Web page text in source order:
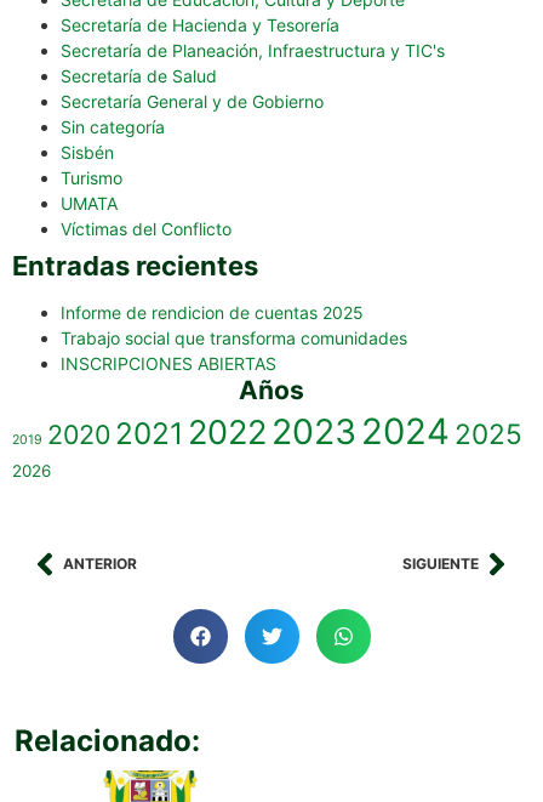
Secretaría de Hacienda y Tesorería
Secretaría de Planeación, Infraestructura y TIC's
Secretaría de Salud
Secretaría General y de Gobierno
Sin categoría
Sisbén
Turismo
UMATA
Víctimas del Conflicto
Entradas recientes
Informe de rendicion de cuentas 2025
Trabajo social que transforma comunidades
INSCRIPCIONES ABIERTAS
Años
2019 20202021 2022 2023 2024 2025
2026
ANTERIOR SIGUIENTE
Relacionado: